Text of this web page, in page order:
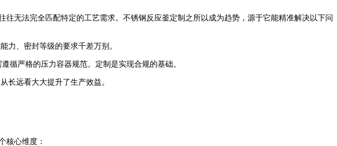
无法完全匹配特定的工艺需求。不锈钢反应釜定制之所以成为趋势，源于它能精准解决以下问
力、密封等级的要求千差万别。
循严格的压力容器规范。定制是实现合规的基础。
长远看大大提升了生产效益。
核心维度：